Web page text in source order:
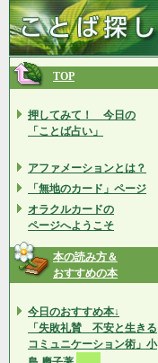
TOP
押してみて！ 今日の
「ことば占い」
アファメーションとは？
「無地のカード」ページ
オラクルカードの
ページへようこそ
本の読み方＆
おすすめの本
今日のおすすめ本↓
「失敗礼賛 不安と生きる
コミュニケーション術」小